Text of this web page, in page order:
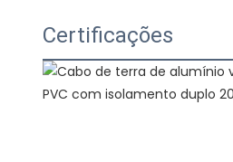
Certificações